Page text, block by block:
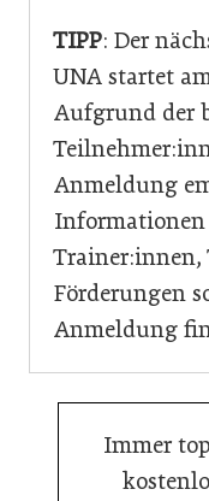
TIPP: Der
UNA startet
Aufgrund der
Anmeldung
Trainer:innen,
Förderungen
Anmeldung
Immer